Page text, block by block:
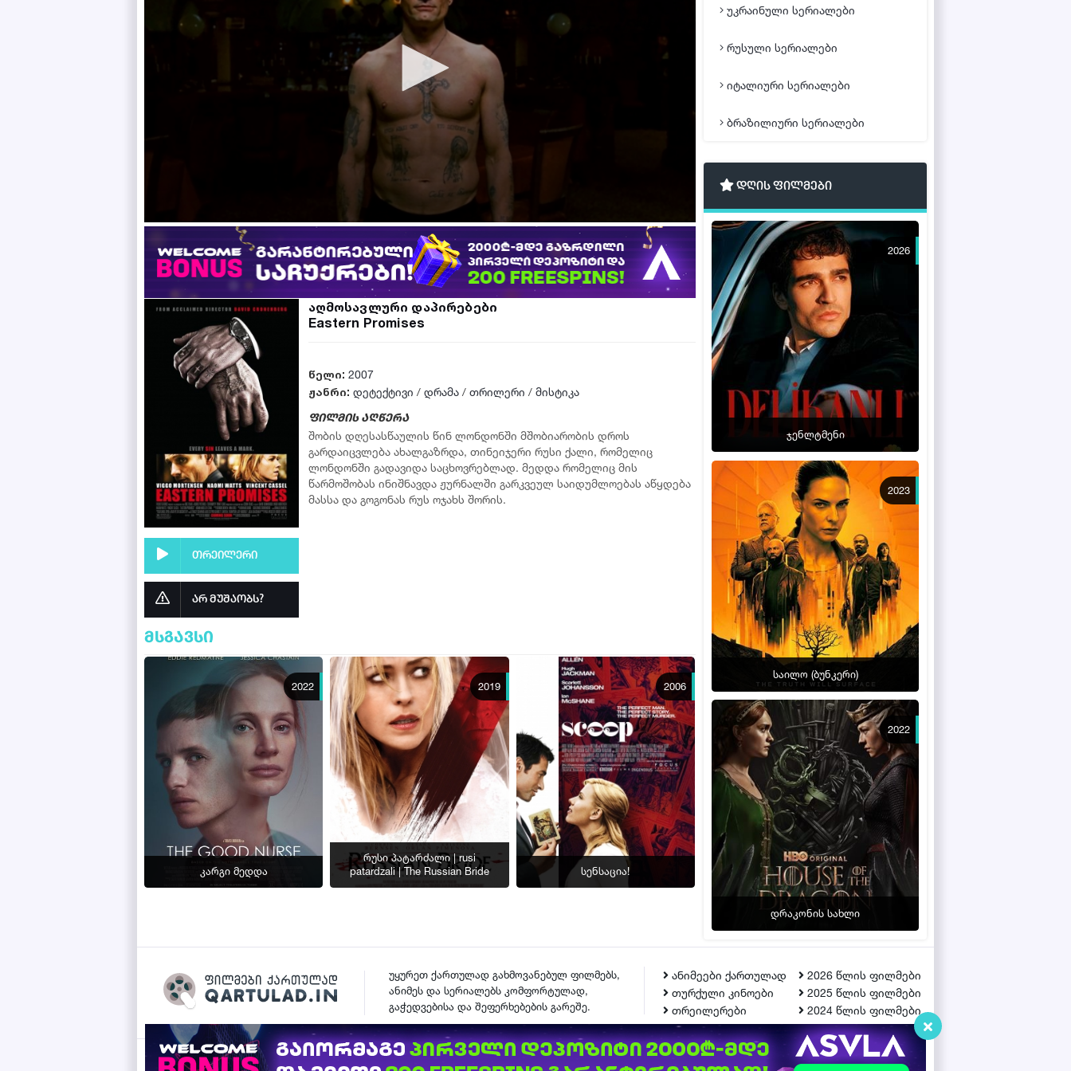
თრეილერი
არ მუშაობს?
აღმოსავლური დაპირებები
Eastern Promises
წელი: 2007
ჟანრი: დეტექტივი / დრამა/ თრილერი / მისტიკა
ფილმის აღწერა
შობის დღესასწაულის წინ ლონდონში მშობიარობის დროს
გარდაიცვლება ახალგაზრდა, თინეიჯერი რუსი ქალი, რომელიც
ლონდონში გადავიდა საცხოვრებლად. მედდა რომელიც მის
წარმოშობას ინიშნავდა ჟურნალში გარკვეულ საიდუმლოებას აწყდება
მასსა და გოგონას რუს ოჯახს შორის.
მსგავსი
2022
კარგი მედდა
2019
რუსი პატარძალი | rusi
patardzali | The Russian Bride
2006
სენსაცია!
უკრაინული სერიალები
რუსული სერიალები
იტალიური სერიალები
ბრაზილიური სერიალები
დღის ფილმები
2026
ჯენლტმენი
2023
საილო (ბუნკერი)
2022
დრაკონის სახლი
უყურეთ ქართულად გახმოვანებულ ფილმებს,
ანიმეს და სერიალებს კომფორტულად,
გაჭედვებისა და შეფერხებების გარეშე.
ანიმეები ქართულად
თურქული კინოები
თრეილერები
2026 წლის ფილმები
2025 წლის ფილმები
2024 წლის ფილმები
ᲙᲝᲜᲢᲐᲥᲢᲘ
Qartulad.in © 2026